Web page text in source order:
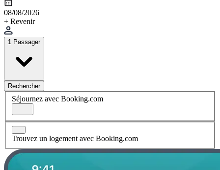
08/08/2026
+ Revenir
1 Passager
Rechercher
Séjournez avec Booking.com
Trouvez un logement avec Booking.com